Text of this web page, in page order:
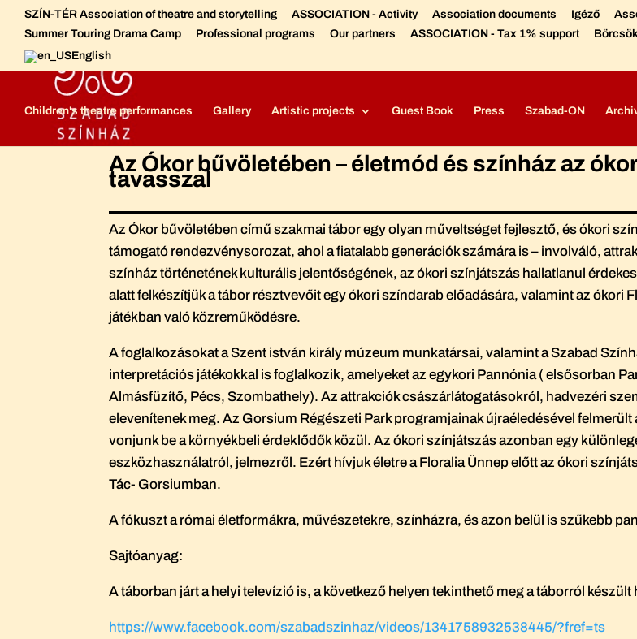
SZÍN-TÉR Association of theatre and storytelling ASSOCIATION - Activity Association documents Igéző
Summer Touring Drama Camp
Professional programs Our partners ASSOCIATION - Tax 1% support
English
Szabad Színház - Free Theatre
Children's theatre performances Gallery Artistic projects Guest Book Press Szabad-ON
Az Ókor bűvöletében – életmód és színház az
tavasszal
Az Ókor bűvöletében című szakmai tábor egy olyan műveltséget fejlesztő, és ókori
támogató rendezvénysorozat, ahol a fiatalabb generációk számára is – involváló,
színház történetének kulturális jelentőségének, az ókori színjátszás hallatlanul
alatt felkészítjük a tábor résztvevőit egy ókori színdarab előadására, valamint az ókori
játékban való közreműködésre.
A foglalkozásokat a Szent istván király múzeum munkatársai, valamint a Szabad
interpretációs játékokkal is foglalkozik, amelyeket az egykori Pannónia ( elsősorban
Almásfüzítő, Pécs, Szombathely). Az attrakciók császárlátogatásokról, hadvezéri
elevenítenek meg. Az Gorsium Régészeti Park programjainak újraéledésével
vonjunk be a környékbeli érdeklődők közül. Az ókori színjátszás azonban egy
eszközhasználatról, jelmezről. Ezért hívjuk életre a Floralia Ünnep előtt az ókori
Tác- Gorsiumban.
A fókuszt a római életformákra, művészetekre, színházra, és azon belül is szűkebb
Sajtóanyag:
A táborban járt a helyi televízió is, a következő helyen tekinthető meg a táborról készült
https://www.facebook.com/szabadszinhaz/videos/1341758932538445/?fref=ts